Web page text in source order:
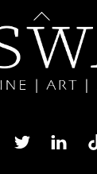
Back
Top
Twitter